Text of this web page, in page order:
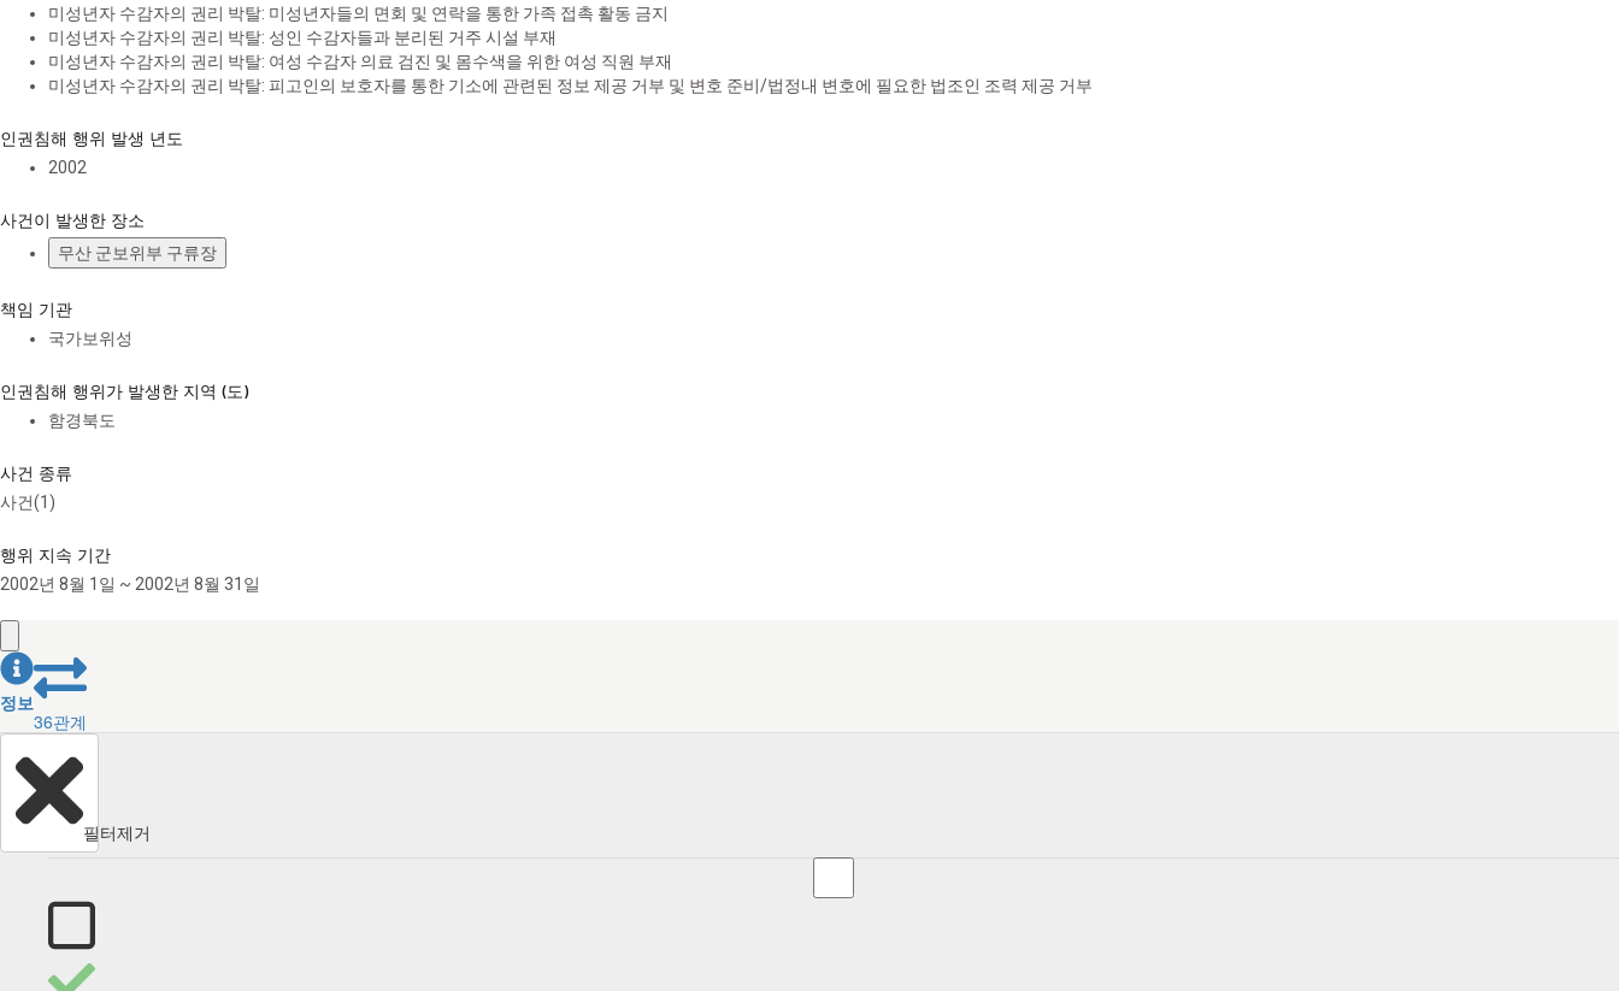
미성년자 수감자의 권리 박탈: 미성년자들의 면회 및 연락을 통한 가족 접촉 활동 금지
미성년자 수감자의 권리 박탈: 성인 수감자들과 분리된 거주 시설 부재
미성년자 수감자의 권리 박탈: 여성 수감자 의료 검진 및 몸수색을 위한 여성 직원 부재
미성년자 수감자의 권리 박탈: 피고인의 보호자를 통한 기소에 관련된 정보 제공 거부 및 변호 준비/법정내 변호에 필요한 법조인 조력 제공 거부
인권침해 행위 발생 년도
2002
사건이 발생한 장소
무산 군보위부 구류장
책임 기관
국가보위성
인권침해 행위가 발생한 지역 (도)
함경북도
사건 종류
사건(1)
행위 지속 기간
2002년 8월 1일 ~ 2002년 8월 31일
정보
36관계
필터제거